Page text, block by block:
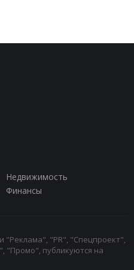
Недвижимость
Финансы
"PR", "Спецпроект",
"Промо", публикуются на